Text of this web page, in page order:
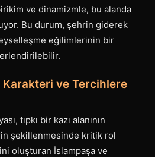
ve dinamizmle, bu alanda
Bu durum, şehrin giderek
eğilimlerinin bir
ve Tercihlere
tıpkı bir kazı alanının
şekillenmesinde kritik rol
oluşturan İslampaşa ve